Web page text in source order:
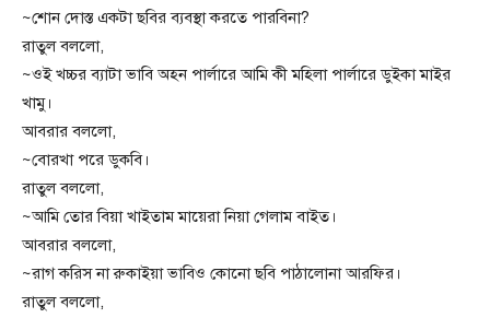
~শোন দোস্ত একটা ছবির ব্যবস্থা করতে পারবিনা?
রাতুল বললো,
~ওই খচ্চর ব্যাটা ভাবি অহন পার্লারে আমি কী মহিলা পার্লারে ডুইকা মাইর
খামু।
আবরার বললো,
~বোরখা পরে ডুকবি।
রাতুল বললো,
~আমি তোর বিয়া খাইতাম মায়েরা নিয়া গেলাম বাইত।
আবরার বললো,
~রাগ করিস না রুকাইয়া ভাবিও কোনো ছবি পাঠালোনা আরফির।
রাতুল বললো,